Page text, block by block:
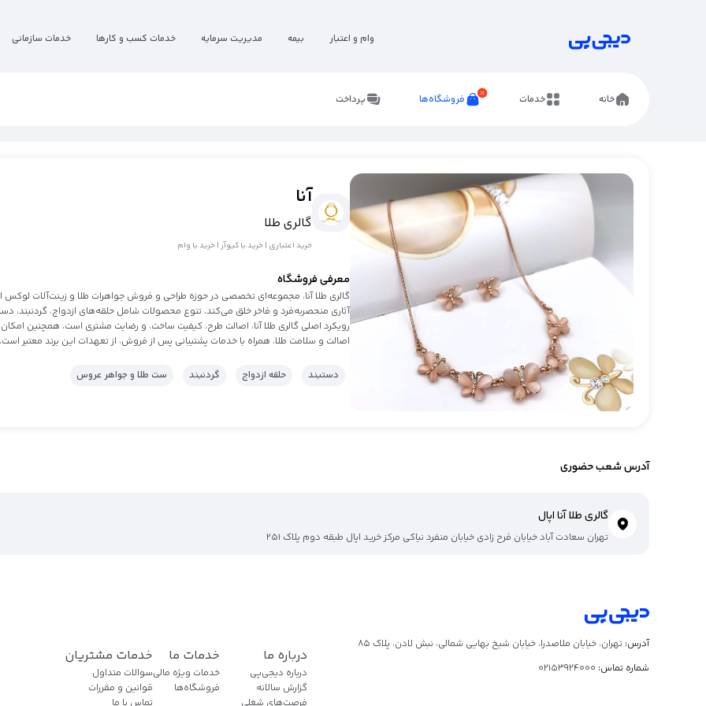
وام و اعتبار بیمه مدیریت سرمایه خدمات کسب و کارها خدمات سازمانی
خانه خدمات فروشگاه‌ها پرداخت
آنا
گالری طلا
خرید اعتباری | خرید با کیوآر | خرید با وام
معرفی فروشگاه
گالری طلا آنا، مجموعه‌ای تخصصی در حوزه طراحی و فروش جواهرات طلا و زینت‌آلات لوکس
آثاری منحصربه‌فرد و فاخر خلق می‌کند. تنوع محصولات شامل حلقه‌های ازدواج، گردنبند،
رویکرد اصلی گالری طلا آنا، اصالت طرح، کیفیت ساخت، و رضایت مشتری است. همچنین
اصالت و سلامت طلا، همراه با خدمات پشتیبانی پس از فروش، از تعهدات این برند معتبر است.
دستبند حلقه ازدواج گردنبند ست طلا و جواهر عروس
آدرس شعب حضوری
گالری طلا آنا اپال
تهران سعادت آباد خیابان فرح زادی خیابان منفرد نیاکی مرکز خرید اپال طبقه دوم پلاک 251
آدرس: تهران، خیابان ملاصدرا، خیابان شیخ بهایی شمالی، نبش لادن، پلاک ۸۵
شماره تماس: 02153924000
درباره ما
درباره دیجی‌پی
گزارش سالانه
خدمات ما
خدمات ویژه مالی
فروشگاه‌ها
خدمات مشتریان
سوالات متداول
قوانین و مقررات